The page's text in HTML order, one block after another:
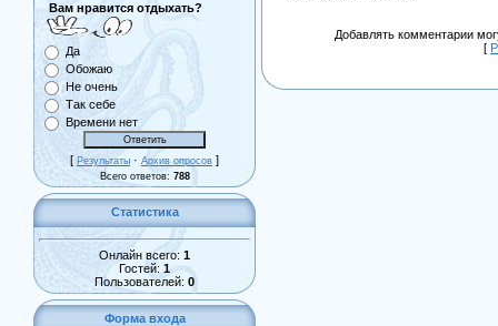
Вам нравится отдыхать?
Да
Обожаю
Не очень
Так себе
Времени нет
[ Результаты · Архив опросов ]
Всего ответов: 788
Статистика
Онлайн всего: 1
Гостей: 1
Пользователей: 0
Форма входа
Добавлять комментарии
[